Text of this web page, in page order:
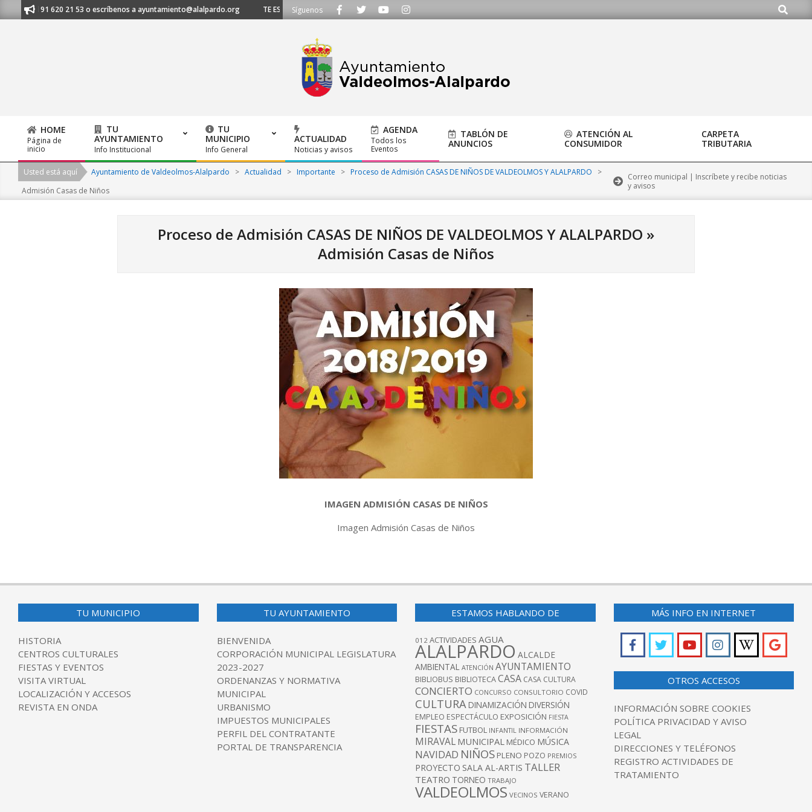
to
al 91 620 21 53 o escríbenos a ayuntamiento@alalpardo.org TE ESCUCHAMOS - Llámanos al 91 620 21 53 o escríbenos a ayuntamiento@alalpardo.org
Síguenos Buscar
Primary
Navigation
Menu
HOME
Página de
inicio
TU
AYUNTAMIENTO
Info Institucional
TU
MUNICIPIO
Info General
ACTUALIDAD
Noticias y avisos
AGENDA
Todos los
Eventos
TABLÓN DE
ANUNCIOS
ATENCIÓN AL
CONSUMIDOR
CARPETA
TRIBUTARIA
Usted está aquí Ayuntamiento de Valdeolmos-Alalpardo > Actualidad > Importante > Proceso de Admisión CASAS DE NIÑOS DE VALDEOLMOS Y ALALPARDO
>
Admisión Casas de Niños
Correo municipal | Inscríbete y recibe noticias
y avisos
Proceso de Admisión CASAS DE NIÑOS DE VALDEOLMOS Y ALALPARDO »
Admisión Casas de Niños
IMAGEN ADMISIÓN CASAS DE NIÑOS
Imagen Admisión Casas de Niños
03-
TU MUNICIPIO
HISTORIA
CENTROS CULTURALES
FIESTAS Y EVENTOS
VISITA VIRTUAL
LOCALIZACIÓN Y ACCESOS
REVISTA EN ONDA
TU AYUNTAMIENTO
BIENVENIDA
CORPORACIÓN MUNICIPAL LEGISLATURA
2023-2027
ORDENANZAS Y NORMATIVA
MUNICIPAL
URBANISMO
IMPUESTOS MUNICIPALES
PERFIL DEL CONTRATANTE
PORTAL DE TRANSPARENCIA
ESTAMOS HABLANDO DE
012 ACTIVIDADES AGUA
ALALPARDO ALCALDE
AMBIENTAL ATENCIÓN AYUNTAMIENTO
BIBLIOBUS BIBLIOTECACASA CASA CULTURA
CONCIERTO CONCURSO CONSULTORIO COVID
CULTURA DINAMIZACIÓN DIVERSIÓN
EMPLEO ESPECTÁCULO EXPOSICIÓN FIESTA
FIESTAS FUTBOL INFANTIL INFORMACIÓN
MIRAVAL MUNICIPAL MÉDICO MÚSICA
NAVIDAD NIÑOS PLENO POZO PREMIOS
PROYECTO SALA AL-ARTIS TALLER
TEATRO TORNEO TRABAJO
VALDEOLMOS VECINOS VERANO
MÁS INFO EN INTERNET
OTROS ACCESOS
INFORMACIÓN SOBRE COOKIES
POLÍTICA PRIVACIDAD Y AVISO
LEGAL
DIRECCIONES Y TELÉFONOS
REGISTRO ACTIVIDADES DE
TRATAMIENTO